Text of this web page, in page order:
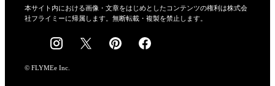
会社概要
採用情報
本サイト内における画像・文章をはじめとしたコンテンツの権利は株式会
社フライミーに帰属します。無断転載・複製を禁止します。
© FLYMEe Inc.